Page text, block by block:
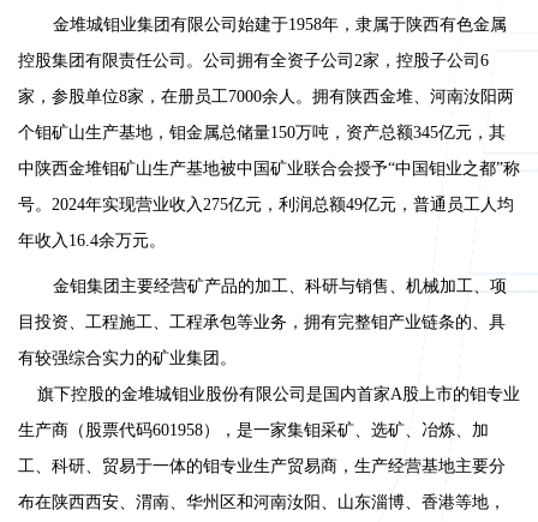
金堆城钼业集团有限公司始建于1958年，隶属于陕西有色金属
控股集团有限责任公司。公司拥有全资子公司2家，控股子公司6
家，参股单位8家，在册员工7000余人。拥有陕西金堆、河南汝阳两
个钼矿山生产基地，钼金属总储量150万吨，资产总额345亿元，其
中陕西金堆钼矿山生产基地被中国矿业联合会授予“中国钼业之都”称
号。2024年实现营业收入275亿元，利润总额49亿元，普通员工人均
年收入16.4余万元。
金钼集团主要经营矿产品的加工、科研与销售、机械加工、项
目投资、工程施工、工程承包等业务，拥有完整钼产业链条的、具
有较强综合实力的矿业集团。
旗下控股的金堆城钼业股份有限公司是国内首家A股上市的钼专业
生产商（股票代码601958），是一家集钼采矿、选矿、冶炼、加
工、科研、贸易于一体的钼专业生产贸易商，生产经营基地主要分
布在陕西西安、渭南、华州区和河南汝阳、山东淄博、香港等地，